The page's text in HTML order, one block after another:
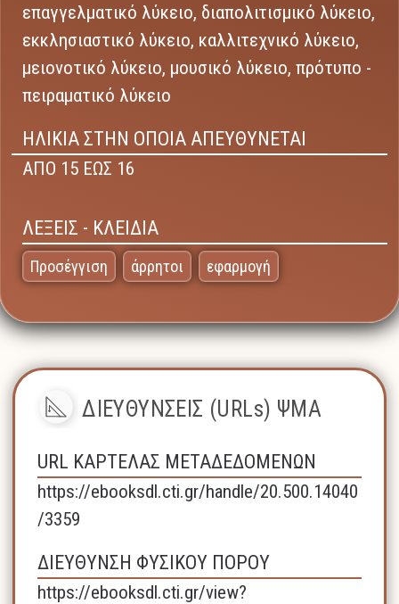
επαγγελματικό λύκειο, διαπολιτισμικό λύκειο,
εκκλησιαστικό λύκειο, καλλιτεχνικό λύκειο,
μειονοτικό λύκειο, μουσικό λύκειο,πρότυπο -
πειραματικό λύκειο
ΗΛΙΚΙΑ ΣΤΗΝ ΟΠΟΙΑ ΑΠΕΥΘΥΝΕΤΑΙ
ΑΠΟ 15 ΕΩΣ 16
ΛΕΞΕΙΣ - ΚΛΕΙΔΙΑ
Προσέγγιση άρρητοι εφαρμογή
ΔΙΕΥΘΥΝΣΕΙΣ (URLs) ΨΜΑ
URL ΚΑΡΤΕΛΑΣ ΜΕΤΑΔΕΔΟΜΕΝΩΝ
https://ebooksdl.cti.gr/handle/20.500.14040
/3359
ΔΙΕΥΘΥΝΣΗ ΦΥΣΙΚΟΥ ΠΟΡΟΥ
https://ebooksdl.cti.gr/view?